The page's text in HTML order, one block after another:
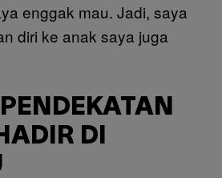
enggak mau. Jadi, saya
diri ke anak saya juga
DI